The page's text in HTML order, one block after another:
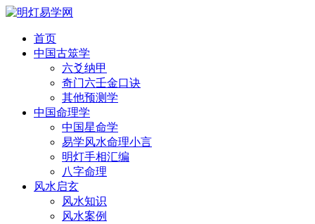
首页
中国古筮学
六爻纳甲
奇门六壬金口诀
其他预测学
中国命理学
中国星命学
易学风水命理小言
明灯手相汇编
八字命理
风水启玄
风水知识
风水案例